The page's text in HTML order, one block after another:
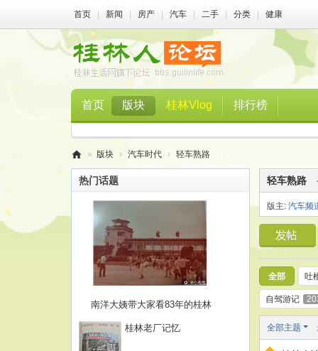
首页 新闻 房产 汽车 二手 分类 健康
首页 版块 桂林Vlog 排行榜
桂
林
» 版块 › 汽车时代 › 轻车熟路
热门话题
南洋大姨带大家看83年的桂林
桂林老厂记忆
轻车熟路
版主: 汽车频
全部 吐
自驾游记
全部主题